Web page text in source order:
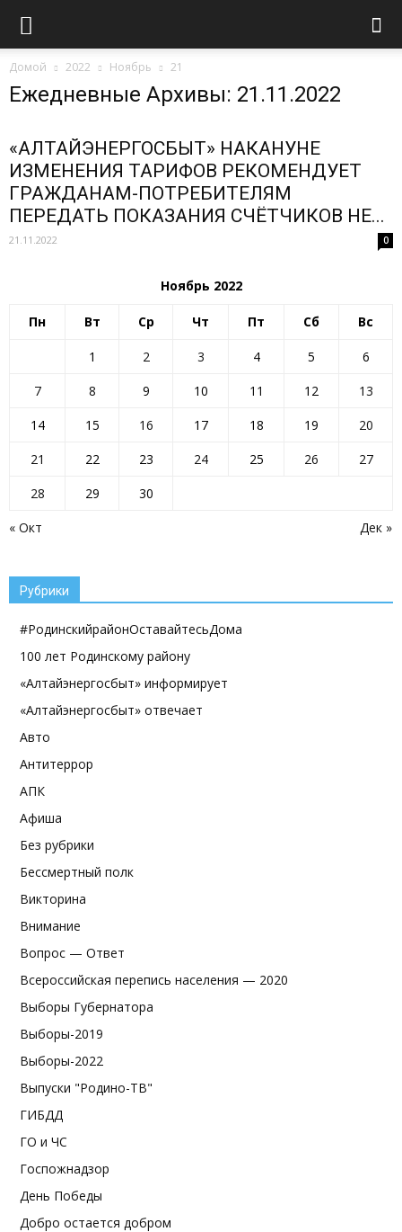
Домой 2022 Ноябрь 21
Ежедневные Архивы: 21.11.2022
«АЛТАЙЭНЕРГОСБЫТ» НАКАНУНЕ
ИЗМЕНЕНИЯ ТАРИФОВ РЕКОМЕНДУЕТ
ГРАЖДАНАМ-ПОТРЕБИТЕЛЯМ
ПЕРЕДАТЬ ПОКАЗАНИЯ СЧЁТЧИКОВ НЕ...
21.11.2022 0
Ноябрь 2022
Пн Вт Ср Чт Пт Сб Вс
« Окт Дек »
1 2 3 4 5
6
7
8 9 10 11 12
13
14
15 16 17 18 19
20
21
22 23 24 25 26
27
28
29 30
Рубрики
#РодинскийрайонОставайтесьДома
100 лет Родинскому району
«Алтайэнергосбыт» информирует
«Алтайэнергосбыт» отвечает
Авто
Антитеррор
АПК
Афиша
Без рубрики
Бессмертный полк
Викторина
Внимание
Вопрос — Ответ
Всероссийская перепись населения — 2020
Выборы Губернатора
Выборы-2019
Выборы-2022
Выпуски "Родино-ТВ"
ГИБДД
ГО и ЧС
Госпожнадзор
День Победы
Добро остается добром